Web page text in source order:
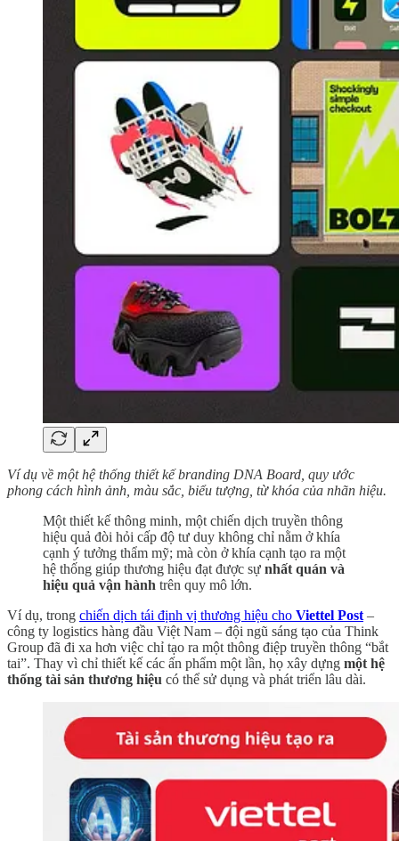
Ví dụ về một hệ thống thiết kế branding DNA Board, quy ước
phong cách hình ảnh, màu sắc, biểu tượng, từ khóa của nhãn hiệu.
Một thiết kế thông minh, một chiến dịch truyền thông
hiệu quả đòi hỏi cấp độ tư duy không chỉ nằm ở khía
cạnh ý tưởng thẩm mỹ; mà còn ở khía cạnh tạo ra một
hệ thống giúp thương hiệu đạt được sự nhất quán và
hiệu quả vận hành trên quy mô lớn.
Ví dụ, trong chiến dịch tái định vị thương hiệu cho Viettel Post –
công ty logistics hàng đầu Việt Nam – đội ngũ sáng tạo của Think
Group đã đi xa hơn việc chỉ tạo ra một thông điệp truyền thông “bắt
tai”. Thay vì chỉ thiết kế các ấn phẩm một lần, họ xây dựng một hệ
thống tài sản thương hiệu có thể sử dụng và phát triển lâu dài.